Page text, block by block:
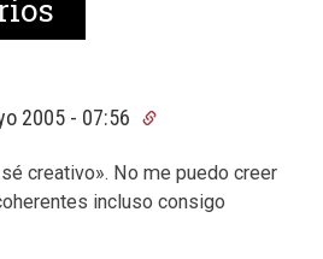
2005 - 07:56
creativo». No me puedo creer
incluso consigo